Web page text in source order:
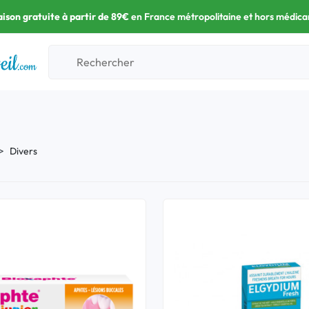
gratuite à partir de 89€en France métropolitaine et hors
Divers